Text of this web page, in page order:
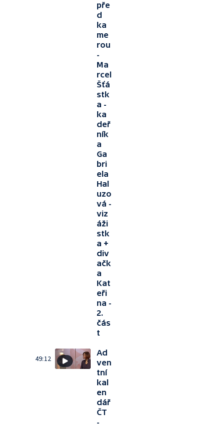
pře
d
ka
me
rou
-
Ma
rcel
Šťá
stk
a -
ka
deř
ník
a
Ga
bri
ela
Hal
uzo
vá -
viz
áži
stk
a +
div
ačk
a
Kat
eři
na -
2.
čás
t
49:12
Ad
ven
tní
kal
en
dář
ČT
-